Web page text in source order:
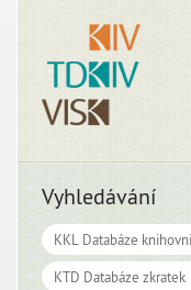
Vyhledávání